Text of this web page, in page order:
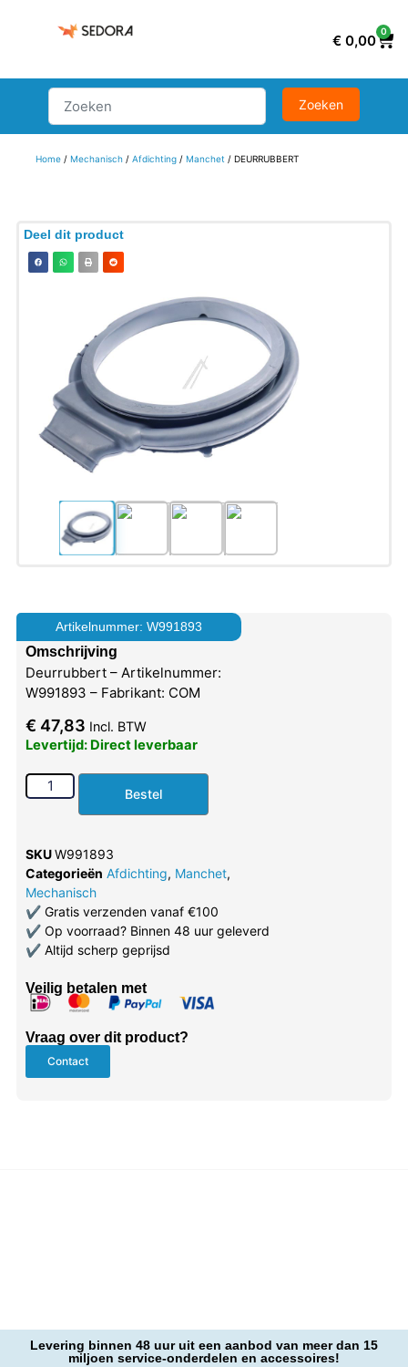
€ 0,00
0
Home/ Mechanisch/ Afdichting/ Manchet / DEURRUBBERT
Deel dit product
Artikelnummer: W991893
Omschrijving
Deurrubbert – Artikelnummer:
W991893 – Fabrikant: COM
€ 47,83 Incl. BTW
Levertijd: Direct leverbaar
Bestel
SKUW991893
Categorieën Afdichting, Manchet,
Mechanisch
✔Gratis verzenden vanaf €100
✔Op voorraad? Binnen 48 uur geleverd
✔Altijd scherp geprijsd
Veilig betalen met
Vraag over dit product?
Contact
Levering binnen 48 uur uit een aanbod van meer dan 15
miljoen service-onderdelen en accessoires!